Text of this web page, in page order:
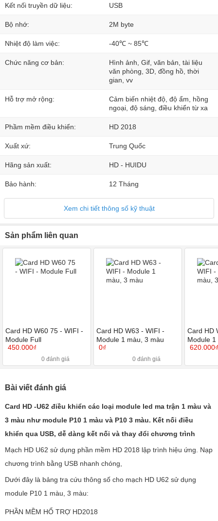
Kết nối truyền dữ liệu: USB
Bộ nhớ: 2M byte
Nhiệt độ làm việc: -40℃ ~ 85℃
Chức năng cơ bản:
Hình ảnh, Gif, văn bản, tài liệu
văn phòng, 3D, đồng hồ, thời
gian, vv
Hỗ trợ mở rộng:
Cảm biến nhiệt độ, độ ẩm, hồng
ngoại, độ sáng, điều khiển từ xa
Phầm mềm điều khiển: HD 2018
Xuất xứ: Trung Quốc
Hãng sản xuất: HD - HUIDU
Bảo hành: 12 Tháng
Xem chi tiết thông số kỹ thuật
Sản phẩm liên quan
Card HD W60 75 - WIFI -
Module Full
450.000₫
0 đánh giá
Card HD W63 - WIFI -
Module 1 màu, 3 màu
0₫
0 đánh giá
Card HD
Module
620.000₫
Bài viết đánh giá
Card HD -U62 điều khiển các loại module led ma trận 1 màu và
3 màu như module P10 1 màu và P10 3 màu. Kết nối điều
khiển qua USB, dễ dàng kết nối và thay đổi chương trình
Mạch HD U62 sử dụng phần mềm HD 2018 lập trình hiệu ứng. Nạp
chương trình bằng USB nhanh chóng,
Dưới đây là bảng tra cứu thông số cho mạch HD U62 sử dụng
module P10 1 màu, 3 màu:
PHẦN MỀM HỔ TRỢ HD2018